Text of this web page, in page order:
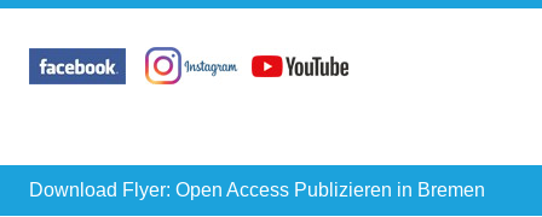
Download Flyer: Open Access Publizieren in Bremen